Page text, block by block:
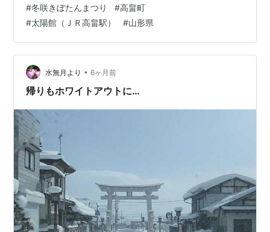
りかんこうセンター」に立ち寄りました。 啓翁桜のお出
迎えです。 ここにもぼたんが展示されています。メイン
会場である太陽館会場に到着です。 振る舞い餅 をいただ
きました。昨年と違ってお天気が良くて、お花見日和で
した。 夜はライトアップされます。 blog.hatena.ne.jp
#冬咲きぼたんまつり #高畠町
#太陽館（ＪＲ高畠駅） #山形県
水無月より • 6ヶ月前
帰りもホワイトアウトに…